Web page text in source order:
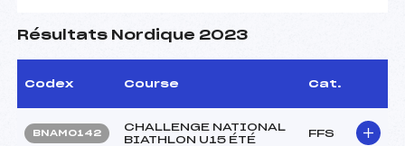
Résultats Nordique 2023
Codex Course Cat.
BNAM0142
CHALLENGE NATIONAL
BIATHLON U15 ÉTÉ
FFS